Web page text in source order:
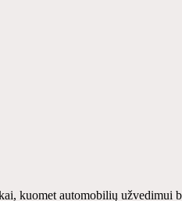
kuomet automobilių užvedimui